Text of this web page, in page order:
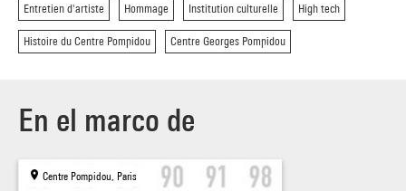
monument, mais une
fête, un grand jouet urbain". Né en 1937 et fortement
influencé par Louis Kahn
Workshop” qui
porte son nom, est le lauréat du Prix Pritzker 1998 et
Beaubourg, du musée de Menil (Houston), de l'aéroport de
Entretien d'artiste Hommage Institution culturelle High tech
Histoire du Centre Pompidou Centre Georges Pompidou
En el marco de
Centre Pompidou, Paris